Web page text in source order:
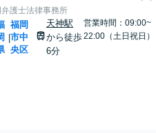
護士法律事務所
|
福岡
市中
央区
天神駅
から徒歩
6分
営業時間：09:00~
22:00（土日祝日）